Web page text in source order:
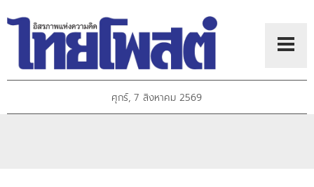
ศุกร์, 7 สิงหาคม 2569